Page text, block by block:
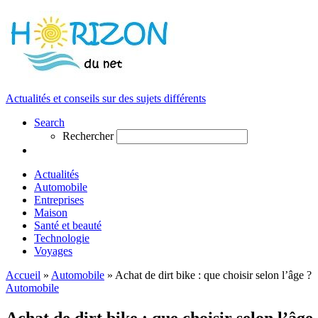
Actualités et conseils sur des sujets différents
Search
Rechercher
Actualités
Automobile
Entreprises
Maison
Santé et beauté
Technologie
Voyages
Accueil » Automobile » Achat de dirt bike : que choisir selon l’âge ?
Automobile